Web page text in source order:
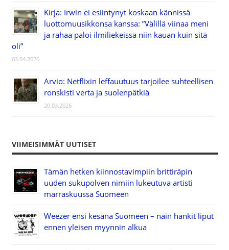
Kirja: Irwin ei esiintynyt koskaan kännissä
luottomuusikkonsa kanssa: ”Välillä viinaa meni
ja rahaa paloi ilmiliekeissä niin kauan kuin sitä
oli”
03.04.2026
Arvio: Netflixin leffauutuus tarjoilee suhteellisen
ronskisti verta ja suolenpätkiä
20.03.2026
VIIMEISIMMÄT UUTISET
Tämän hetken kiinnostavimpiin brittiräpin
uuden sukupolven nimiin lukeutuva artisti
marraskuussa Suomeen
Weezer ensi kesänä Suomeen – näin hankit liput
ennen yleisen myynnin alkua